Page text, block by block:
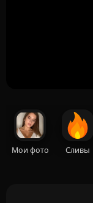
Мои фото Сливы